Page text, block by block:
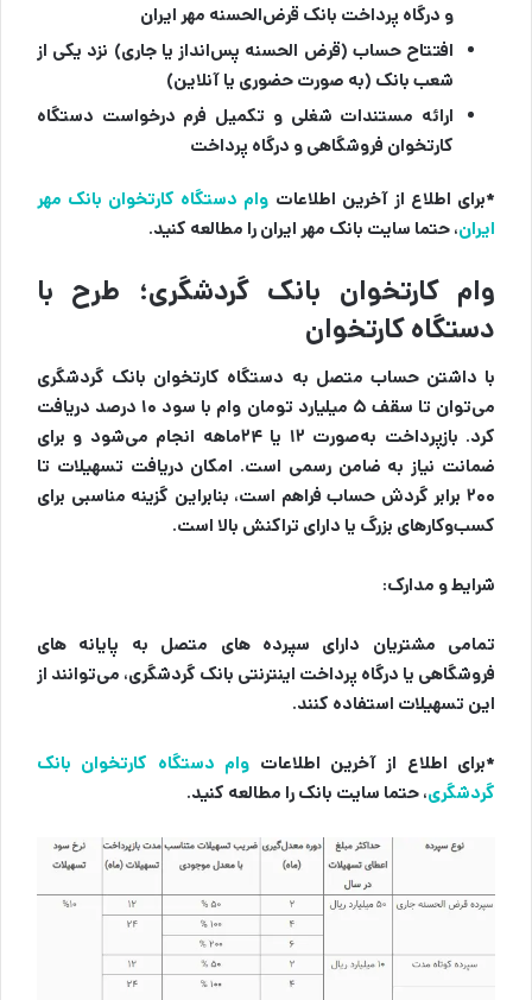
و درگاه پرداخت بانک قرض‌الحسنه مهر ایران
افتتاح حساب (قرض الحسنه پس‌انداز یا جاری) نزد یکی از
شعب بانک (به صورت حضوری یا آنلاین)
ارائه مستندات شغلی و تکمیل فرم درخواست دستگاه
کارتخوان فروشگاهی و درگاه پرداخت
*برای اطلاع از آخرین اطلاعات وام دستگاه کارتخوان بانک مهر
ایران، حتما سایت بانک مهر ایران را مطالعه کنید.
وام کارتخوان بانک گردشگری؛ طرح با
دستگاه کارتخوان
با داشتن حساب متصل به دستگاه کارتخوان بانک گردشگری
می‌توان تا سقف ۵ میلیارد تومان وام با سود ۱۰ درصد دریافت
کرد. بازپرداخت به‌صورت ۱۲ یا ۲۴ماهه انجام می‌شود و برای
ضمانت نیاز به ضامن رسمی است. امکان دریافت تسهیلات تا
۲۰۰ برابر گردش حساب فراهم است، بنابراین گزینه مناسبی برای
کسب‌وکارهای بزرگ یا دارای تراکنش بالا است.
شرایط و مدارک:
تمامی مشتریان دارای سپرده­ های متصل به پایانه های
فروشگاهی یا درگاه پرداخت اینترنتی بانک گردشگری، می‌توانند از
این تسهیلات استفاده کنند.
*برای اطلاع از آخرین اطلاعات وام دستگاه کارتخوان بانک
گردشگری، حتما سایت بانک را مطالعه کنید.